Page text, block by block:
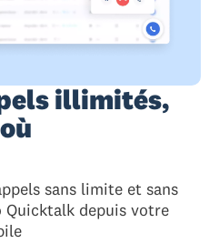
illimités,
sans limite et sans
depuis votre